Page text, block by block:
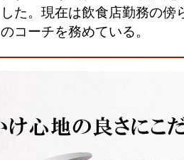
した。現在は飲食店勤務の
のコーチを務めている。